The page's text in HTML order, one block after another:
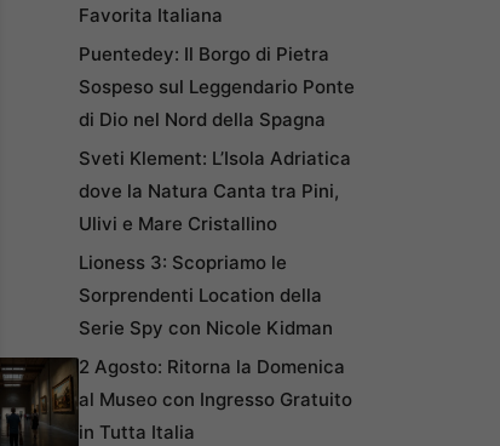
Favorita Italiana
Puentedey: Il Borgo di Pietra
Sospeso sul Leggendario Ponte
di Dio nel Nord della Spagna
Sveti Klement: L’Isola Adriatica
dove la Natura Canta tra Pini,
Ulivi e Mare Cristallino
Lioness 3: Scopriamo le
Sorprendenti Location della
Serie Spy con Nicole Kidman
2 Agosto: Ritorna la Domenica
al Museo con Ingresso Gratuito
in Tutta Italia